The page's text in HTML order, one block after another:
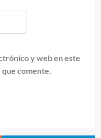
y web en este
comente.